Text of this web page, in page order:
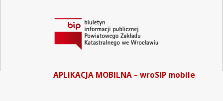
APLIKACJA MOBILNA – wroSIP mobile